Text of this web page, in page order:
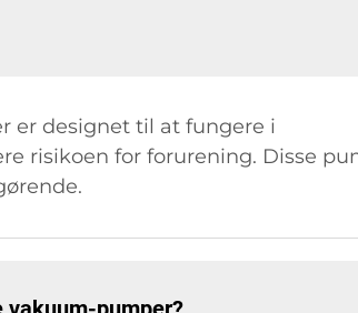
er designet til at fungere i
risikoen for forurening. Disse